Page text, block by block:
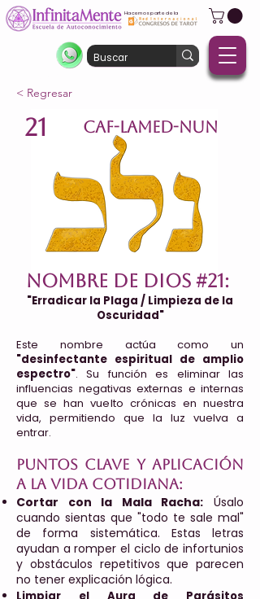
Hacemos parte de la
< Regresar
Nombre de Dios #21:
"Erradicar la Plaga / Limpieza de la
Oscuridad"
Este nombre actúa como un
"desinfectante espiritual de amplio
espectro". Su función es eliminar las
influencias negativas externas e internas
que se han vuelto crónicas en nuestra
vida, permitiendo que la luz vuelva a
entrar.
Puntos clave y aplicación
a la vida cotidiana:
Cortar con la Mala Racha: Úsalo
cuando sientas que "todo te sale mal"
de forma sistemática. Estas letras
ayudan a romper el ciclo de infortunios
y obstáculos repetitivos que parecen
no tener explicación lógica.
21 CAF-LAMED-NUN